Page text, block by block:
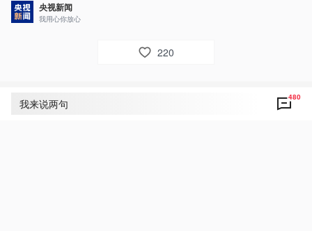
央视新闻
我用心你放心
220
评论480
我来说两句 480